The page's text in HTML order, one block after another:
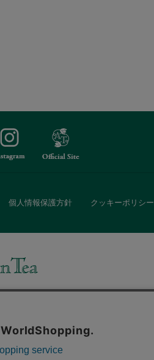
個人情報保護方針 クッキーポリシー
豊富な商品がラインナップ。
ご提供しています。